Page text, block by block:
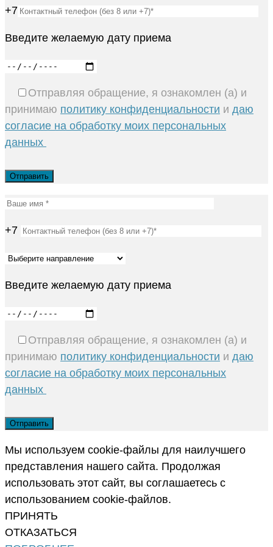
+7
Введите желаемую дату приема
Отправляя обращение, я ознакомлен (а) и
принимаю политику конфиденциальности и даю
согласие на обработку моих персональных
данных
+7
Введите желаемую дату приема
Отправляя обращение, я ознакомлен (а) и
принимаю политику конфиденциальности и даю
согласие на обработку моих персональных
данных
Мы используем cookie-файлы для наилучшего
представления нашего сайта. Продолжая
использовать этот сайт, вы соглашаетесь с
использованием cookie-файлов.
ПРИНЯТЬ
ОТКАЗАТЬСЯ